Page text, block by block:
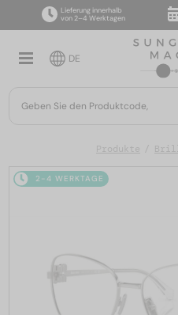
Lieferung innerhalb
von 2–4 Werktagen
DE
Produkte
2-4 WERKTAGE